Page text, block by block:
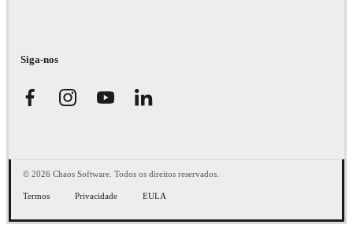
Siga-nos
© 2026 Chaos Software. Todos os direitos reservados.
Termos Privacidade EULA